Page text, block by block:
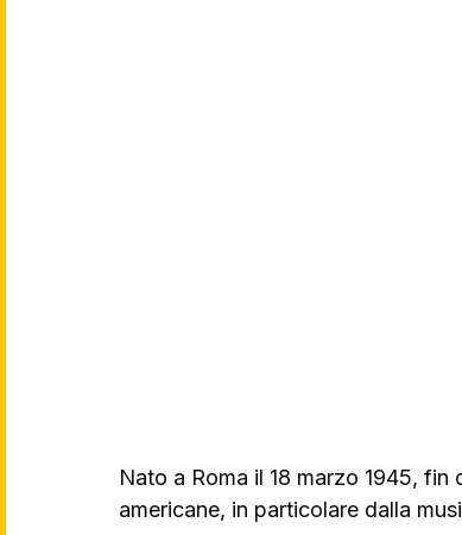
Nato a Roma il 18 marzo 1945,
americane, in particolare dalla